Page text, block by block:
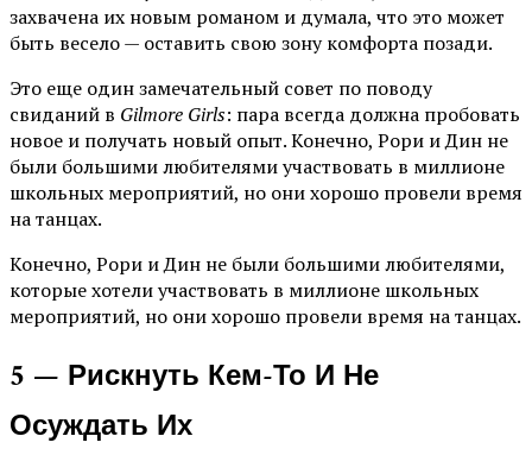
захвачена их новым романом и думала, что это может
быть весело — оставить свою зону комфорта позади.
Это еще один замечательный совет по поводу
свиданий в Gilmore Girls: пара всегда должна пробовать
новое и получать новый опыт. Конечно, Рори и Дин не
были большими любителями участвовать в миллионе
школьных мероприятий, но они хорошо провели время
на танцах.
Конечно, Рори и Дин не были большими любителями,
которые хотели участвовать в миллионе школьных
мероприятий, но они хорошо провели время на танцах.
5 — Рискнуть Кем-То И Не
Осуждать Их